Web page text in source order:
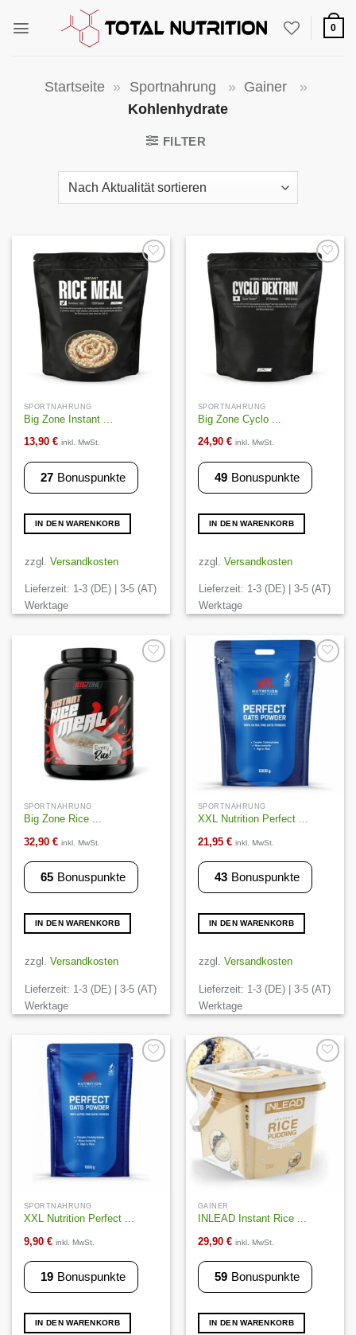
Inhalt
0
Startseite » Sportnahrung » Gainer
»
Kohlenhydrate
FILTER
Auf die
Wunschliste
SPORTNAHRUNG
Big Zone Instant ...
13,90 € inkl. MwSt.
27 Bonuspunkte
IN DEN WARENKORB
zzgl. Versandkosten
Lieferzeit: 1-3 (DE) | 3-5 (AT)
Werktage
Auf die
Wunschliste
SPORTNAHRUNG
Big Zone Cyclo ...
24,90 € inkl. MwSt.
49 Bonuspunkte
IN DEN WARENKORB
zzgl. Versandkosten
Lieferzeit: 1-3 (DE) | 3-5 (AT)
Werktage
Auf die
Wunschliste
SPORTNAHRUNG
Big Zone Rice ...
32,90 € inkl. MwSt.
65 Bonuspunkte
IN DEN WARENKORB
zzgl. Versandkosten
Lieferzeit: 1-3 (DE) | 3-5 (AT)
Werktage
Auf die
Wunschliste
SPORTNAHRUNG
XXL Nutrition Perfect ...
21,95 € inkl. MwSt.
43 Bonuspunkte
IN DEN WARENKORB
zzgl. Versandkosten
Lieferzeit: 1-3 (DE) | 3-5 (AT)
Werktage
Auf die
Wunschliste
SPORTNAHRUNG
XXL Nutrition Perfect ...
9,90 € inkl. MwSt.
19 Bonuspunkte
IN DEN WARENKORB
Auf die
Wunschliste
GAINER
INLEAD Instant Rice ...
29,90 € inkl. MwSt.
59 Bonuspunkte
IN DEN WARENKORB